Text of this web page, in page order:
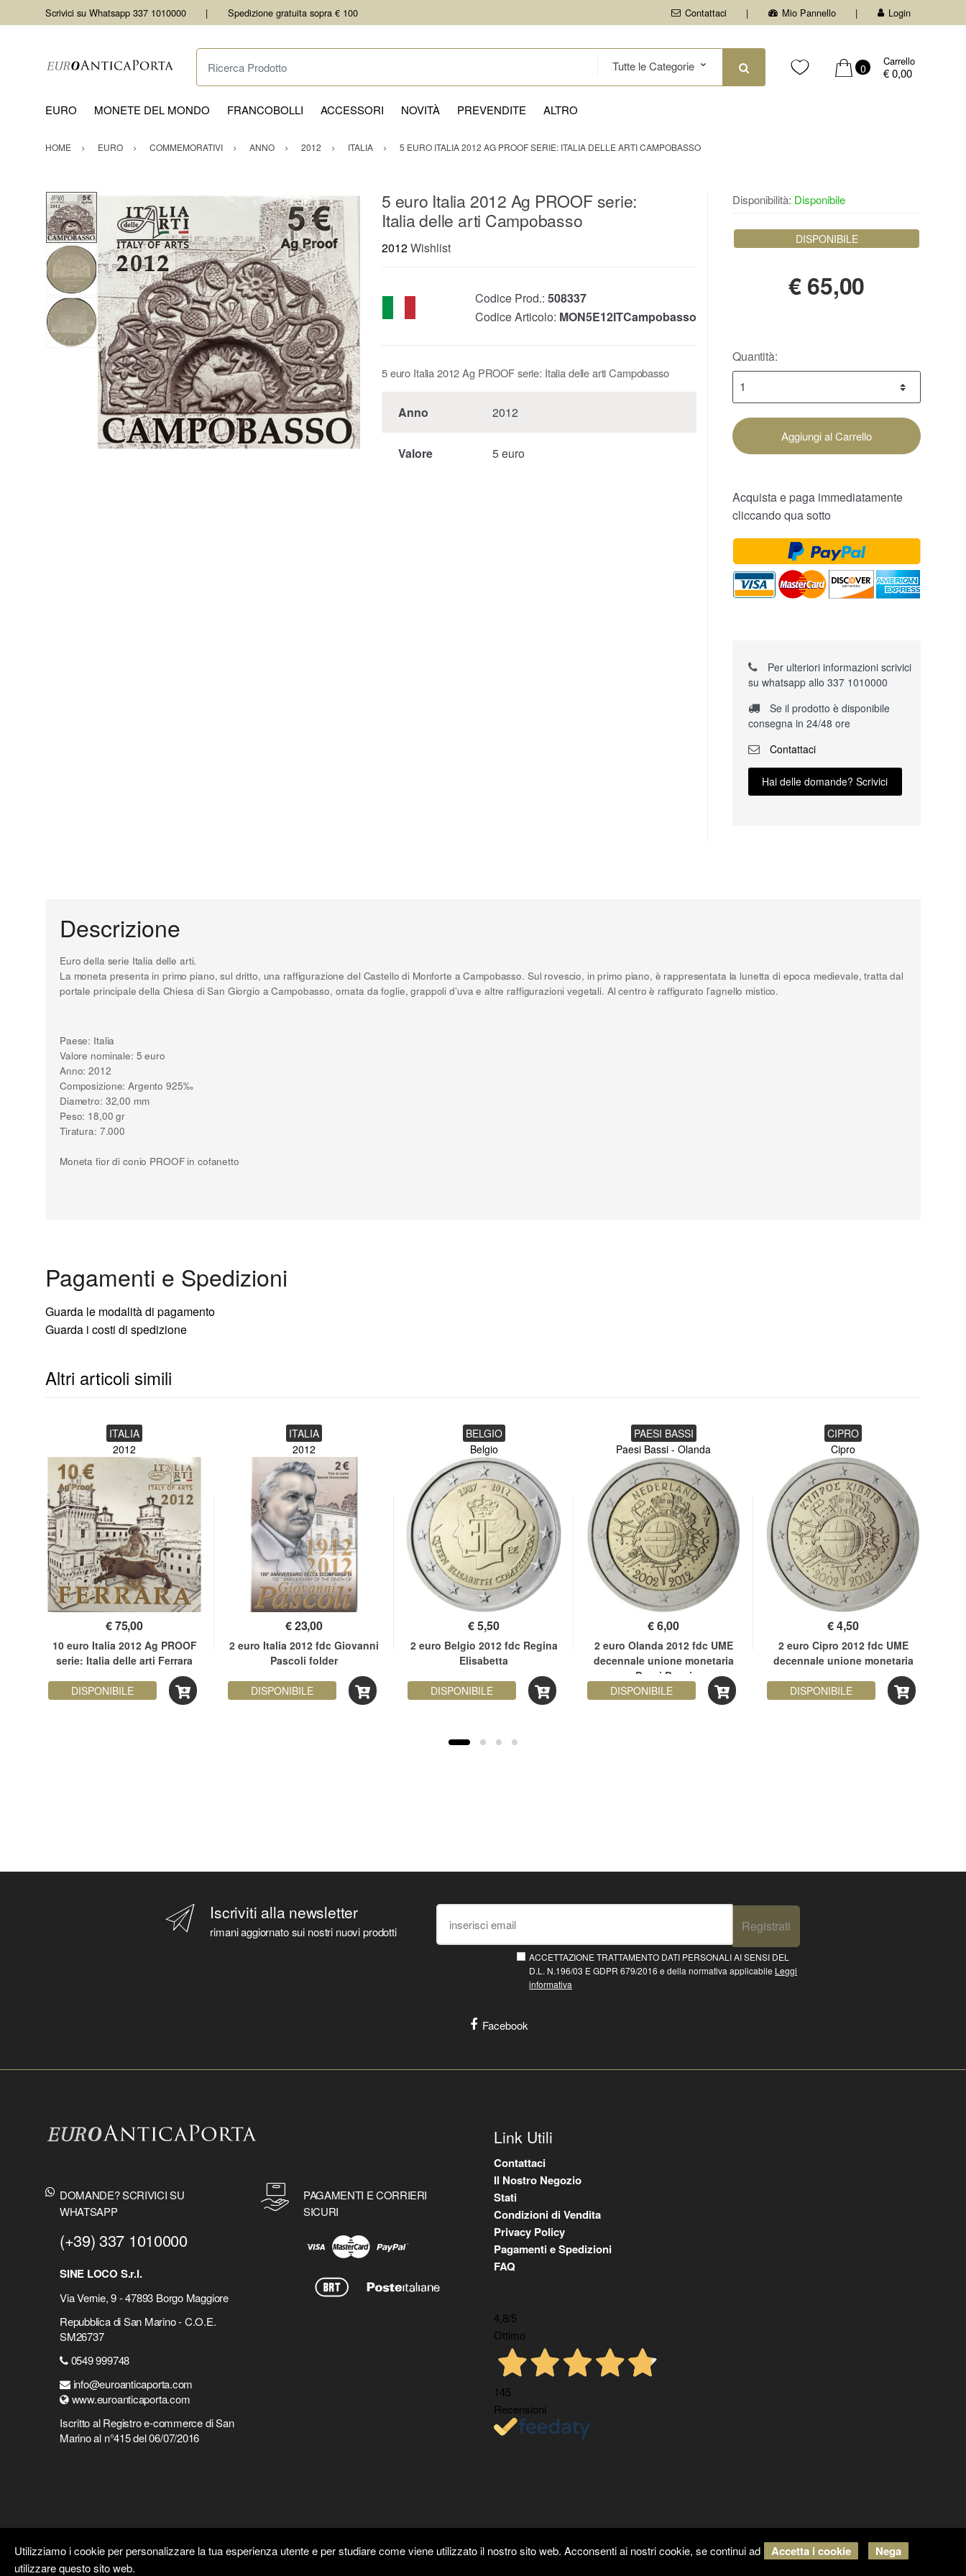
Scrivici su Whatsapp 337 1010000 Spedizione gratuita sopra € 100 Contattaci Mio Pannello Login
Ricerca Prodotto
0
Carrello
€ 0,00
EURO MONETE DEL MONDO FRANCOBOLLI ACCESSORI NOVITÀ PREVENDITE ALTRO
HOME EURO COMMEMORATIVI ANNO 2012 ITALIA 5 EURO ITALIA 2012 AG PROOF SERIE: ITALIA DELLE ARTI CAMPOBASSO
5 euro Italia 2012 Ag PROOF serie:
Italia delle arti Campobasso
2012Wishlist
Codice Prod.: 508337
Codice Articolo: MON5E12ITCampobasso
5 euro Italia 2012 Ag PROOF serie: Italia delle arti Campobasso
Anno 2012
Valore 5 euro
Disponibilità: Disponibile
DISPONIBILE
€65,00
Quantità:
Aggiungi al Carrello
Acquista e paga immediatamente
cliccando qua sotto
Per ulteriori informazioni scrivici
su whatsapp allo 337 1010000
Se il prodotto è disponibile
consegna in 24/48 ore
Contattaci
Hai delle domande? Scrivici
Descrizione
Euro della serie Italia delle arti.
La moneta presenta in primo piano, sul dritto, una raffigurazione del Castello di Monforte a Campobasso. Sul rovescio, in primo piano, è rappresentata la lunetta di epoca medievale, tratta dal
portale principale della Chiesa di San Giorgio a Campobasso, ornata da foglie, grappoli d’uva e altre raffigurazioni vegetali. Al centro è raffigurato l’agnello mistico.
Paese: Italia
Valore nominale: 5 euro
Anno: 2012
Composizione: Argento 925‰
Diametro: 32,00 mm
Peso: 18,00 gr
Tiratura: 7.000
Moneta fior di conio PROOF in cofanetto
Pagamenti e Spedizioni
Guarda le modalità di pagamento
Guarda i costi di spedizione
Altri articoli simili
ITALIA
2012
€75,00
10 euro Italia 2012 Ag PROOF
serie: Italia delle arti Ferrara
DISPONIBILE
ITALIA
2012
€23,00
2 euro Italia 2012 fdc Giovanni
Pascoli folder
DISPONIBILE
BELGIO
Belgio
€5,50
2 euro Belgio 2012 fdc Regina
Elisabetta
DISPONIBILE
PAESI BASSI
Paesi Bassi - Olanda
€6,00
2 euro Olanda 2012 fdc UME
decennale unione monetaria
Paesi Bassi
DISPONIBILE
CIPRO
Cipro
€4,50
2 euro Cipro 2012 fdc UME
decennale unione monetaria
DISPONIBILE
Iscriviti alla newsletter
rimani aggiornato sui nostri nuovi prodotti Registrati
ACCETTAZIONE TRATTAMENTO DATI PERSONALI AI SENSI DEL
D.L. N.196/03 E GDPR 679/2016 e della normativa applicabile Leggi
informativa
Facebook
DOMANDE? SCRIVICI SU
WHATSAPP
(+39) 337 1010000
SINE LOCO S.r.l.
Via Vernie, 9 - 47893 Borgo Maggiore
Repubblica di San Marino - C.O.E.
SM26737
0549 999748
info@euroanticaporta.com
www.euroanticaporta.com
Iscritto al Registro e-commerce di San
Marino al n°415 del 06/07/2016
PAGAMENTI E CORRIERI
SICURI
Link Utili
Contattaci
Il Nostro Negozio
Stati
Condizioni di Vendita
Privacy Policy
Pagamenti e Spedizioni
FAQ
4,8/5
Ottimo
145
Recensioni
Utilizziamo i cookie per personalizzare la tua esperienza utente e per studiare come viene utilizzato il nostro sito web. Acconsenti ai nostri cookie, se continui ad
utilizzare questo sito web.
Accetta i cookie Nega